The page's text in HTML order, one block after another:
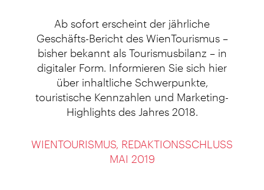
Ab sofort erscheint der jährliche
Geschäfts-Bericht des WienTourismus –
bisher bekannt als Tourismusbilanz – in
digitaler Form. Informieren Sie sich hier
über inhaltliche Schwerpunkte,
touristische Kennzahlen und Marketing-
Highlights des Jahres 2018.
WIENTOURISMUS, REDAKTIONSSCHLUSS
MAI 2019